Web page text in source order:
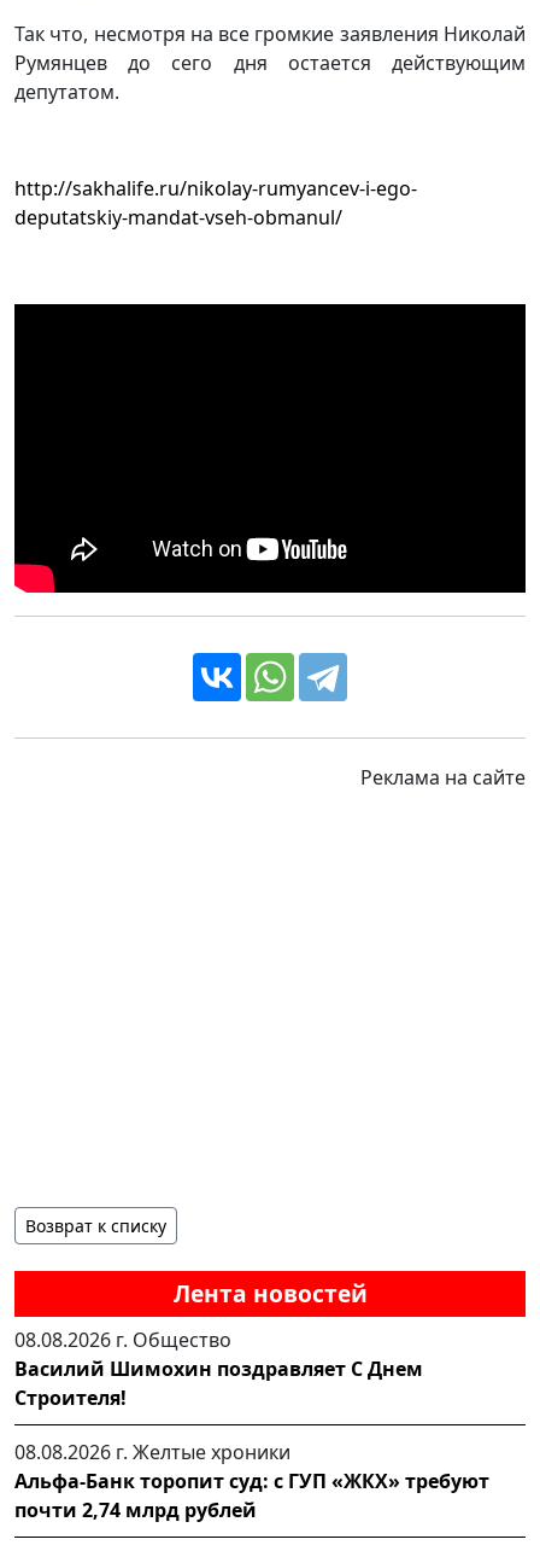
Лента новостей
08.08.2026 г. Общество
Василий Шимохин поздравляет С Днем
Строителя!
08.08.2026 г. Желтые хроники
Альфа-Банк торопит суд: с ГУП «ЖКХ» требуют
почти 2,74 млрд рублей
Так что, несмотря на все громкие заявления Николай
Румянцев до сего дня остается действующим
депутатом.
http://sakhalife.ru/nikolay-rumyancev-i-ego-
deputatskiy-mandat-vseh-obmanul/
Реклама на сайте
Возврат к списку